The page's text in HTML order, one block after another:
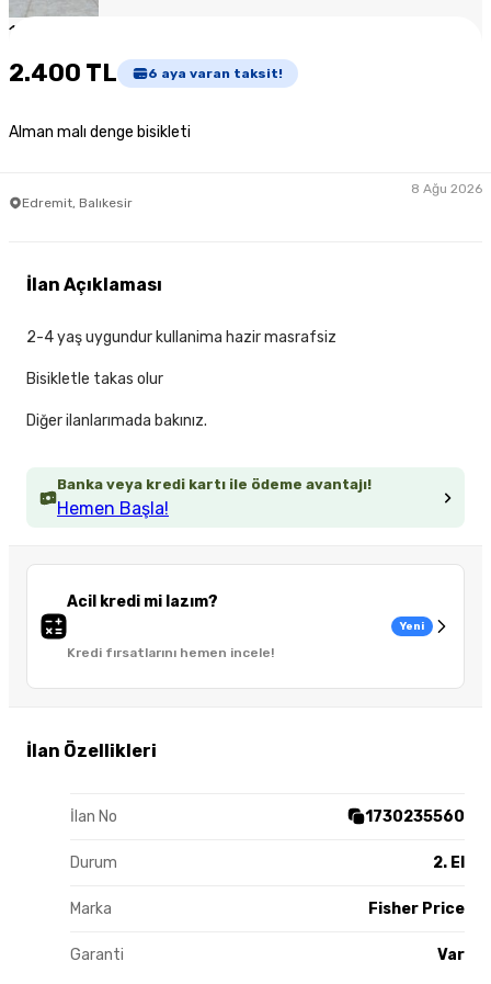
1
2.400 TL 6 aya varan taksit!
Alman malı denge bisikleti
Edremit, Balıkesir
8 Ağu 2026
Banka veya kredi kartı ile ödeme avantajı!
Hemen Başla!
Acil kredi mi lazım?
Kredi fırsatlarını hemen incele!
Yeni
İlan Özellikleri
İlan No 1730235560
Durum 2. El
Marka Fisher Price
Garanti Var
İlan Açıklaması
2-4 yaş uygundur kullanima hazir masrafsiz
Bisikletle takas olur
Diğer ilanlarımada bakınız.